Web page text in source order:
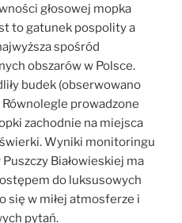
głosowej mopka
to gatunek pospolity a
spośród
obszarów w Polsce.
budek (obserwowano
prowadzone
zachodnie na miejsca
Wyniki monitoringu
Białowieskiej ma
do luksusowych
się w miłej atmosferze i
pytań.